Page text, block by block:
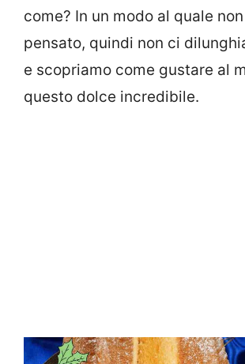
come? In un modo al quale
pensato, quindi non ci
e scopriamo come gustare al
questo dolce incredibile.